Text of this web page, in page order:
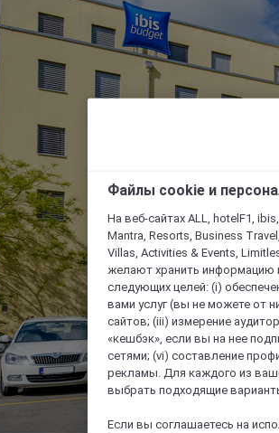
Файлы cookie и
На веб-сайтах ALL, hotelF1,
Mantra, Resorts, Business
Villas, Activities & Events,
желают хранить информацию
следующих целей: (i)
вами услуг (вы не можете от
сайтов; (iii) измерение
«кешбэк», если вы на нее
сетями; (vi) составление
рекламы. Для каждого из
выбрать подходящие
Если вы соглашаетесь на